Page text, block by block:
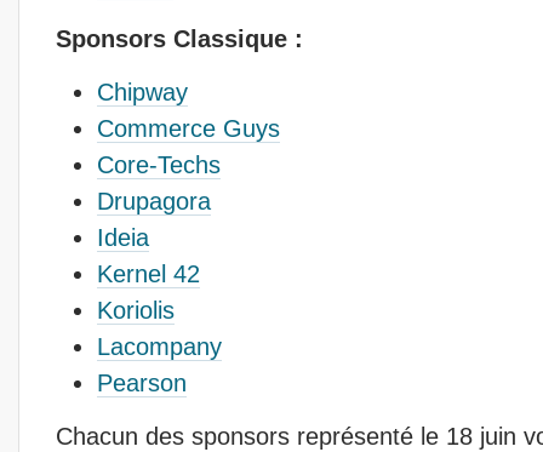
Sponsors Classique :
Chipway
Commerce Guys
Core-Techs
Drupagora
Ideia
Kernel 42
Koriolis
Lacompany
Pearson
Chacun des sponsors représenté le 18 juin